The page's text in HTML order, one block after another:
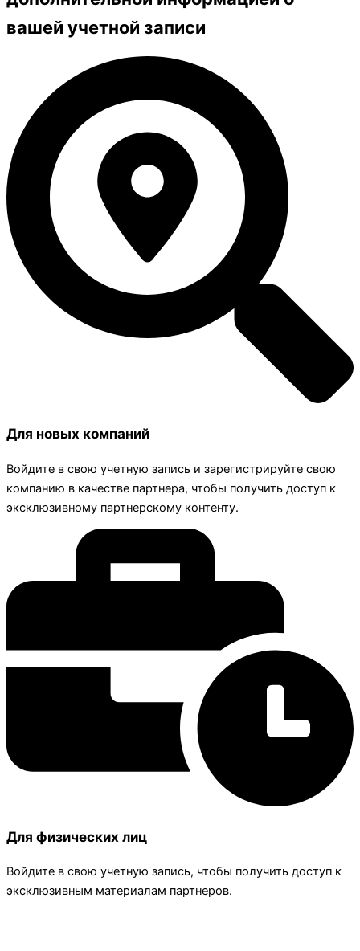
вашей учетной записи
Для новых компаний
Войдите в свою учетную запись и зарегистрируйте свою
компанию в качестве партнера, чтобы получить доступ к
эксклюзивному партнерскому контенту.
Для физических лиц
Войдите в свою учетную запись, чтобы получить доступ к
эксклюзивным материалам партнеров.